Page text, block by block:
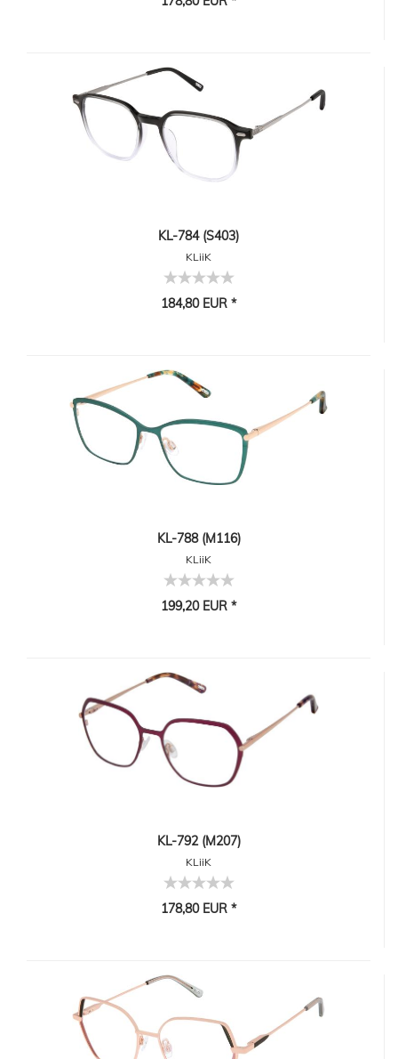
KL-784 (S403)
KLiiK
184,80 EUR *
KL-788 (M116)
KLiiK
199,20 EUR *
KL-792 (M207)
KLiiK
178,80 EUR *